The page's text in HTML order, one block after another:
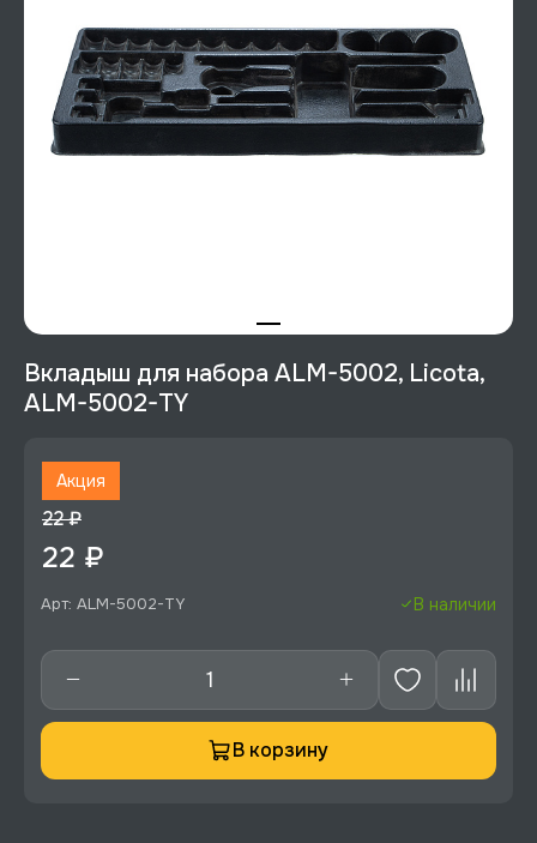
Вкладыш для набора ALM-5002, Licota,
ALM-5002-TY
Акция
22 ₽
22 ₽
Арт: ALM-5002-TY В наличии
В корзину